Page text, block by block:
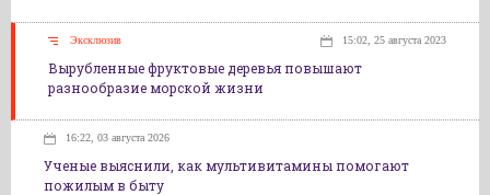
Эксклюзив 15:02, 25 августа 2023
Вырубленные фруктовые деревья повышают
разнообразие морской жизни
16:22, 03 августа 2026
Ученые выяснили, как мультивитамины помогают
пожилым в быту